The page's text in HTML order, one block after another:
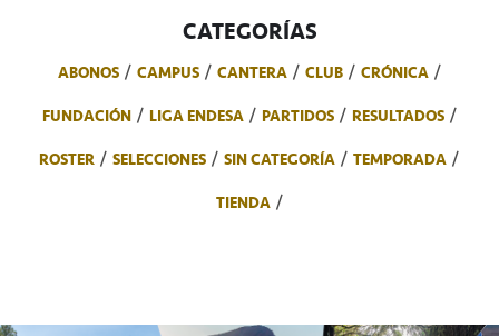
CATEGORÍAS
ABONOS CAMPUS CANTERA CLUB
CRÓNICA
FUNDACIÓN
LIGA ENDESA PARTIDOS
RESULTADOS
ROSTER
SELECCIONES SIN CATEGORÍA
TEMPORADA
TIENDA